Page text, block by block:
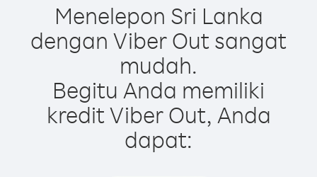
Menelepon Sri Lanka
dengan Viber Out sangat
mudah.
Begitu Anda memiliki
kredit Viber Out, Anda
dapat: